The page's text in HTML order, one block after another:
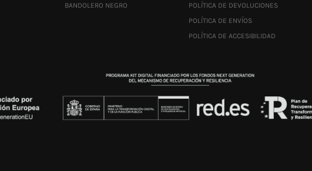
BANDOLERO NEGRO
POLÍTICA DE DEVOLUCIONES
POLÍTICA DE ENVÍOS
POLÍTICA DE ACCESIBILIDAD